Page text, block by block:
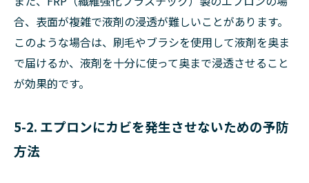
合、表面が複雑で液剤の浸透が難しいことがあります。
このような場合は、刷毛やブラシを使用して液剤を奥ま
で届けるか、液剤を十分に使って奥まで浸透させること
が効果的です。
5-2. エプロンにカビを発生させないための予防
方法